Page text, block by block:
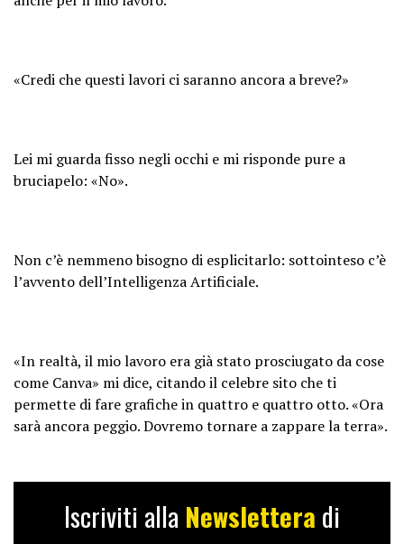
«Credi che questi lavori ci saranno ancora a breve?»
Lei mi guarda fisso negli occhi e mi risponde pure a
bruciapelo: «No».
Non c’è nemmeno bisogno di esplicitarlo: sottointeso c’è
l’avvento dell’Intelligenza Artificiale.
«In realtà, il mio lavoro era già stato prosciugato da cose
come Canva» mi dice, citando il celebre sito che ti
permette di fare grafiche in quattro e quattro otto. «Ora
sarà ancora peggio. Dovremo tornare a zappare la terra».
Iscriviti alla Newslettera di